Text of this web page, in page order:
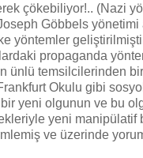
çökebiliyor!.. (Nazi
Göbbels yönetimi
yöntemler
propaganda
ünlü temsilcilerinden
Okulu gibi
yeni olgunun ve bu
yeni manipülatif
ve üzerinde